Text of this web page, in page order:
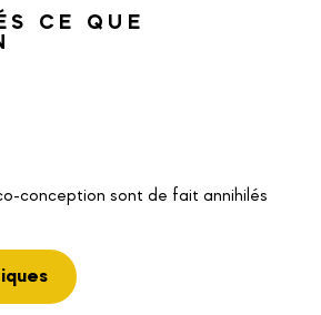
CE QUE
conception sont de fait annihilés